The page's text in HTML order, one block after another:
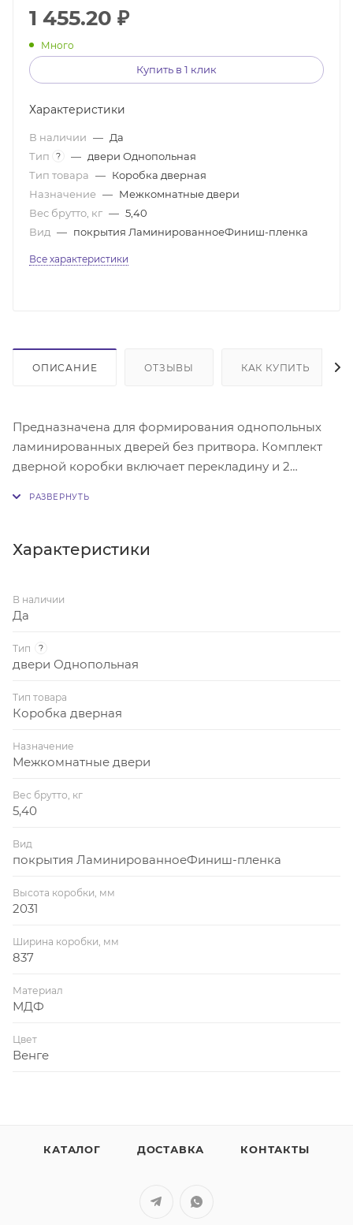
1 455.20 ₽
Много
Купить в 1 клик
Характеристики
В наличии — Да
Тип
? — двери Однопольная
Тип товара — Коробка дверная
Назначение — Межкомнатные двери
Вес брутто, кг — 5,40
Вид — покрытия ЛаминированноеФиниш-пленка
Все характеристики
ОПИСАНИЕ ОТЗЫВЫ КАК КУПИТЬ
Предназначена для формирования однопольных
ламинированных дверей без притвора. Комплект
дверной коробки включает перекладину и 2
монтажных отверстий для установки дверного
Характеристики
В наличии
Да
Тип ?
двери Однопольная
Тип товара
Коробка дверная
Назначение
Межкомнатные двери
Вес брутто, кг
5,40
Вид
покрытия ЛаминированноеФиниш-пленка
Высота коробки, мм
2031
Ширина коробки, мм
837
Материал
МДФ
Цвет
Венге
КАТАЛОГ ДОСТАВКА КОНТАКТЫ